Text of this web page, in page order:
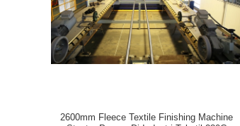
2600mm Fleece Textile Finishing Machine